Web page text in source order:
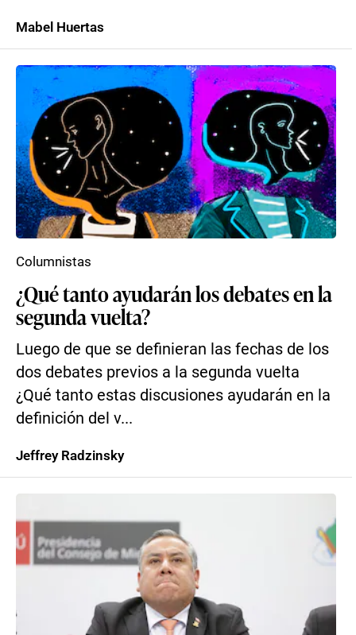
Mabel Huertas
¿Qué tanto ayudarán los debates en la
segunda vuelta?
Luego de que se definieran las fechas de los
dos debates previos a la segunda vuelta
¿Qué tanto estas discusiones ayudarán en la
definición del v...
Columnistas
Jeffrey Radzinsky